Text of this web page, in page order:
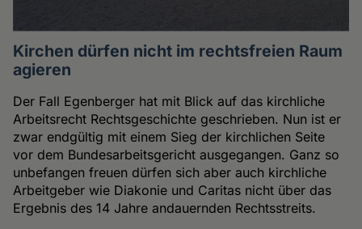
Kirchen dürfen nicht im rechtsfreien Raum
agieren
Der Fall Egenberger hat mit Blick auf das kirchliche
Arbeitsrecht Rechtsgeschichte geschrieben. Nun ist er
zwar endgültig mit einem Sieg der kirchlichen Seite
vor dem Bundesarbeitsgericht ausgegangen. Ganz so
unbefangen freuen dürfen sich aber auch kirchliche
Arbeitgeber wie Diakonie und Caritas nicht über das
Ergebnis des 14 Jahre andauernden Rechtsstreits.